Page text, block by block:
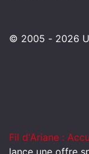
© 2005 - 2026
Fil d'Ariane :
lance une offre